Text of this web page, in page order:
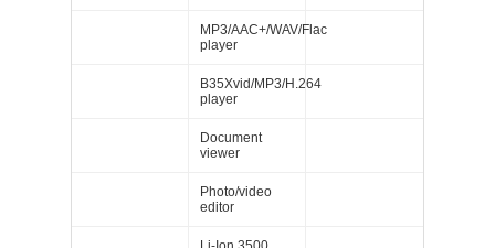
MP3/AAC+/WAV/Flac
player
B35Xvid/MP3/H.264
player
Document
viewer
Photo/video
editor